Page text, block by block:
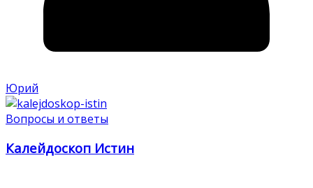
Юрий
Вопросы и ответы
Калейдоскоп Истин